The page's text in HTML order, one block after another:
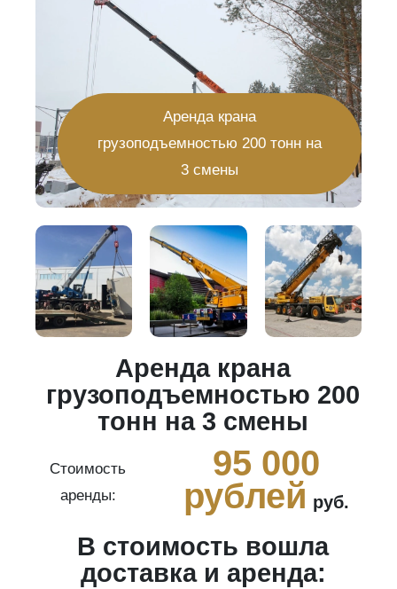
Аренда крана
грузоподъемностью 200 тонн на
3 смены
Аренда крана
грузоподъемностью 200
тонн на 3 смены
Стоимость
аренды:
95 000
рублей руб.
В стоимость вошла
доставка и аренда: